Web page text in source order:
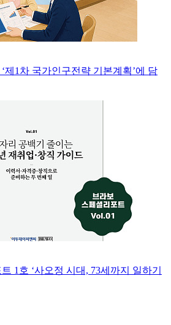
제1차 국가인구전략 기본계획’에 담
1호 ‘사오정 시대, 73세까지 일하기